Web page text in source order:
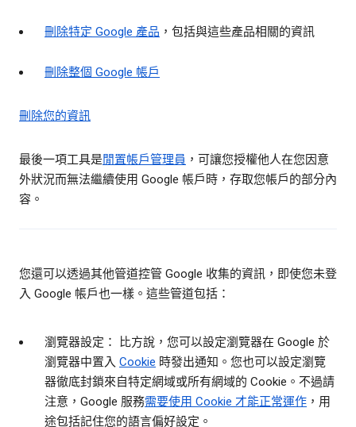
刪除特定 Google 產品 ，包括與這些產品相關的資訊
刪除整個 Google 帳戶
刪除您的資訊
最後一項工具是閒置帳戶管理員 ，可讓您授權他人在您因意
外狀況而無法繼續使用 Google 帳戶時，存取您帳戶的部分內
容。
您還可以透過其他管道控管 Google 收集的資訊，即使您未登
入 Google 帳戶也一樣。這些管道包括：
瀏覽器設定： 比方說，您可以設定瀏覽器在 Google 於
瀏覽器中置入 Cookie 時發出通知。您也可以設定瀏覽
器徹底封鎖來自特定網域或所有網域的 Cookie。不過請
注意，Google 服務需要使用 Cookie 才能正常運作 ，用
途包括記住您的語言偏好設定。